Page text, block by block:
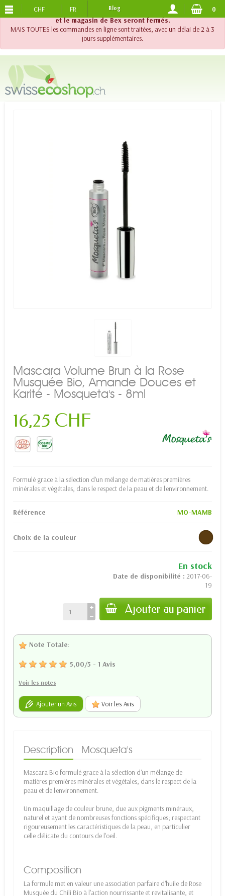
!! Important !! Jusqu'au 20 août 2026, le support téléphonique
et le magasin de Bex seront fermés.
MAIS TOUTES les commandes en ligne sont traitées, avec un délai de 2 à 3
jours supplémentaires.
PORTS OFFERTS DES 120.-
CHF FR Blog 0
Mascara Volume Brun à la Rose
Musquée Bio, Amande Douces et
Karité - Mosqueta's - 8ml
16,25 CHF
Formulé grace à la sélection d'un mélange de matières premières
minérales et végétales, dans le respect de la peau et de l'environnement.
Référence MO-MAMB
Choix de la couleur
En stock
Date de disponibilité : 2017-06-
19
Ajouter au panier
Note Totale:
5,00/5 - 1 Avis
Voir les notes
Ajouter un Avis Voir les Avis
Description Mosqueta's
Mascara Bio formulé grace à la sélection d'un mélange de
matières premières minérales et végétales, dans le respect de la
peau et de l'environnement.
Un maquillage de couleur brune, due aux pigments minéraux,
naturel et ayant de nombreuses fonctions spécifiques; respectant
rigoureusement les caractéristiques de la peau, en particulier
celle délicate du contours de l'oeil.
Composition
La formule met en valeur une association parfaire d'huile de Rose
Musquée du Chili Bio à l'action nourrissante et revitalisante, et